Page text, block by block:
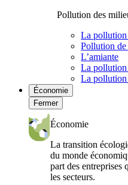
Pollution des
La pollution
Pollution
L’amiante
La pollution
La pollution
Économie
Fermer
Économie
La transition
du monde
part des entreprises
les secteurs.